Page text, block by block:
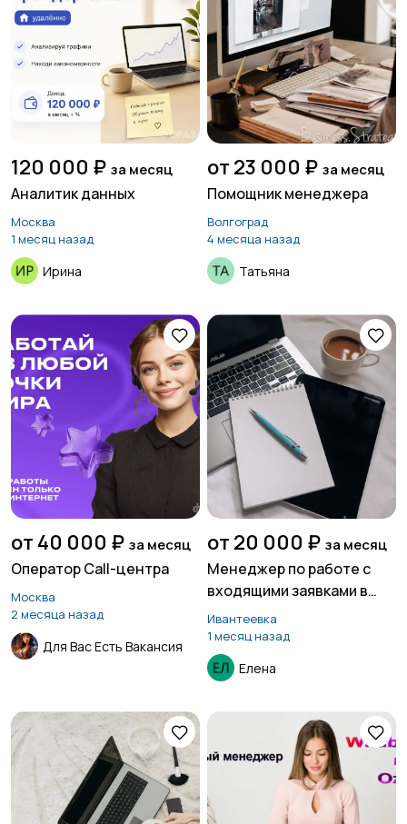
120 000 ₽ за месяц
Аналитик данных
Москва
1 месяц назад
Ирина
от 23 000 ₽ за месяц
Помощник менеджера
Волгоград
4 месяца назад
Татьяна
от 40 000 ₽ за месяц
Оператор Call-центра
Москва
2 месяца назад
Для Вас Есть Вакансия
от 20 000 ₽ за месяц
Менеджер по работе с
входящими заявками в
Макс или Телеграмм
Ивантеевка
1 месяц назад
Елена